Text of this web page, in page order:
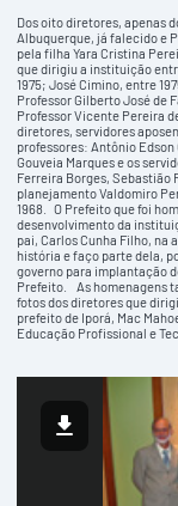
Dos oito diretores, apenas
Albuquerque, já falecido e
pela filha Yara Cristina
que dirigiu a instituição
1975; José Cimino, entre
Professor Gilberto José de
Professor Vicente Pereira
diretores, servidores
professores: Antônio
Gouveia Marques e os
Ferreira Borges, Sebastião
planejamento Valdomiro
1968. O Prefeito que foi
desenvolvimento da
pai, Carlos Cunha Filho, na
história e faço parte dela,
governo para implantação
Prefeito. As homenagens
fotos dos diretores que
prefeito de Iporá, Mac
Educação